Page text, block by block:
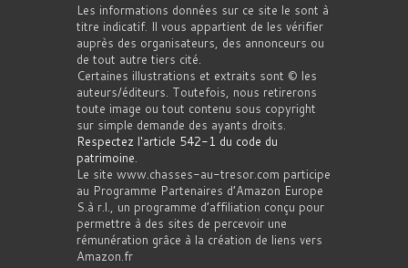
Les informations données sur ce site le sont à
titre indicatif. Il vous appartient de les vérifier
auprès des organisateurs, des annonceurs ou
de tout autre tiers cité.
Certaines illustrations et extraits sont © les
auteurs/éditeurs. Toutefois, nous retirerons
toute image ou tout contenu sous copyright
sur simple demande des ayants droits.
Respectez l'article 542-1 du code du
patrimoine.
Le site www.chasses-au-tresor.com participe
au Programme Partenaires d’Amazon Europe
S.à r.l., un programme d’affiliation conçu pour
permettre à des sites de percevoir une
rémunération grâce à la création de liens vers
Amazon.fr